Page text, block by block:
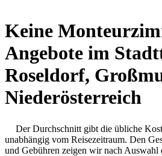
Keine
Angebote im
Roseldorf,
Niederösterreich
Der Durchschnitt gibt die übliche
unabhängig vom Reisezeitraum. Den
und Gebühren zeigen wir nach Auswahl